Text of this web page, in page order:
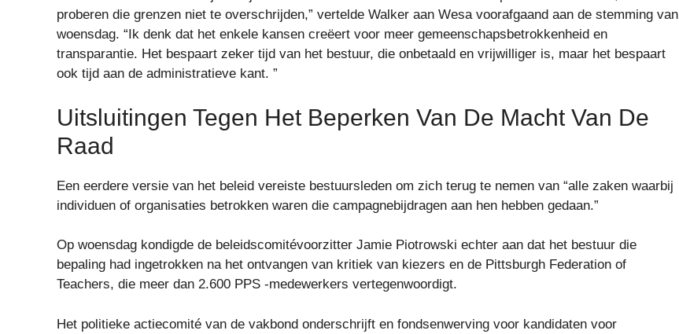
proberen die grenzen niet te overschrijden,” vertelde Walker aan Wesa voorafgaand aan de stemming van
woensdag. “Ik denk dat het enkele kansen creëert voor meer gemeenschapsbetrokkenheid en
transparantie. Het bespaart zeker tijd van het bestuur, die onbetaald en vrijwilliger is, maar het bespaart
ook tijd aan de administratieve kant. ”
Uitsluitingen Tegen Het Beperken Van De Macht Van De
Raad
Een eerdere versie van het beleid vereiste bestuursleden om zich terug te nemen van “alle zaken waarbij
individuen of organisaties betrokken waren die campagnebijdragen aan hen hebben gedaan.”
Op woensdag kondigde de beleidscomitévoorzitter Jamie Piotrowski echter aan dat het bestuur die
bepaling had ingetrokken na het ontvangen van kritiek van kiezers en de Pittsburgh Federation of
Teachers, die meer dan 2.600 PPS -medewerkers vertegenwoordigt.
Het politieke actiecomité van de vakbond onderschrijft en fondsenwerving voor kandidaten voor